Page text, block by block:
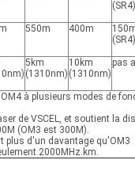
(SR4)
550m 400m
(SR4)
5km
(1310nm)
10km
(1310nm)
pas
à plusieurs modes de
de VSCEL, et soutient la
(OM3 est 300M).
plus d'un davantage qu'OM3
2000MHz.km.